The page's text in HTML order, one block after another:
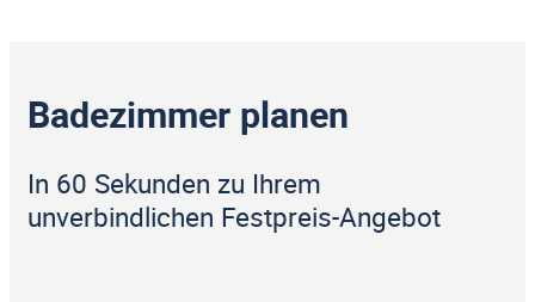
Badezimmer planen
In 60 Sekunden zu Ihrem
unverbindlichen Festpreis-Angebot